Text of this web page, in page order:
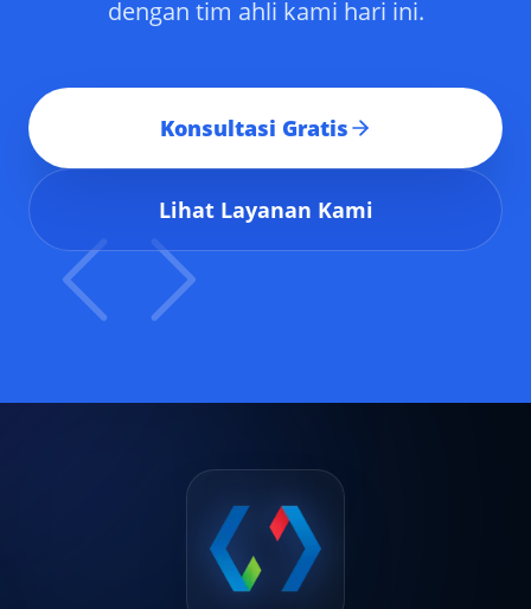
dengan tim ahli kami hari ini.
Konsultasi Gratis
Lihat Layanan Kami